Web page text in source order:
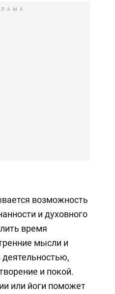
возможность
и духовного
время
мысли и
и покой.
или йоги поможет